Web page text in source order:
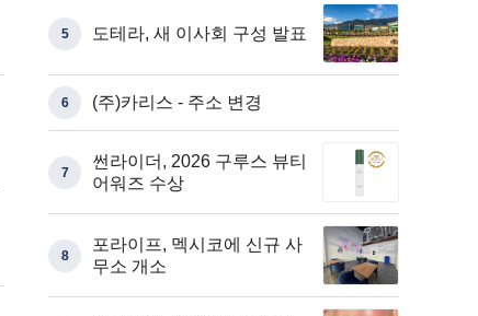
5 도테라, 새 이사회 구성 발표
6 (주)카리스 - 주소 변경
7
썬라이더, 2026 구루스 뷰티
어워즈 수상
8
포라이프, 멕시코에 신규 사
무소 개소